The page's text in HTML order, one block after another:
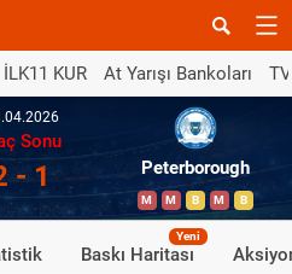
İLK11 KUR At Yarışı Bankoları
Sonu
- 1 Peterborough
M M B M B
Baskı Haritası
Yeni